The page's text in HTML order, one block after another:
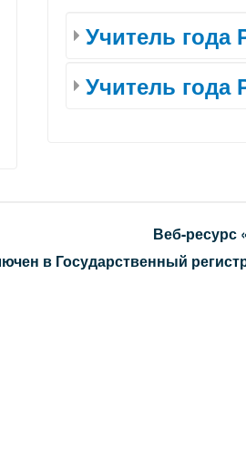
Учитель года
Учитель года
Веб-ресурс
в Государственный